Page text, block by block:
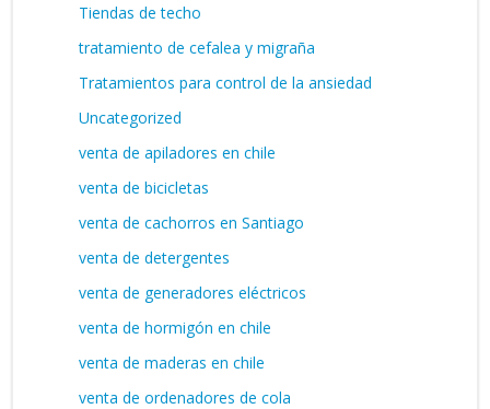
Tiendas de techo
tratamiento de cefalea y migraña
Tratamientos para control de la ansiedad
Uncategorized
venta de apiladores en chile
venta de bicicletas
venta de cachorros en Santiago
venta de detergentes
venta de generadores eléctricos
venta de hormigón en chile
venta de maderas en chile
venta de ordenadores de cola